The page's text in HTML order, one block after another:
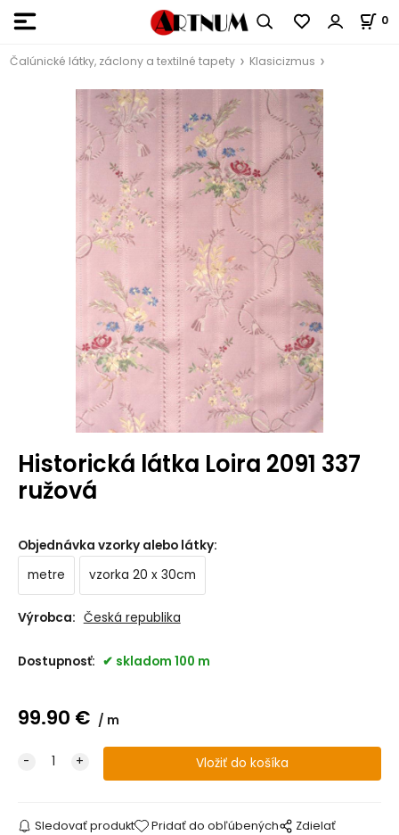
0
Čalúnické látky, záclony a textilné tapety Klasicizmus
Historická látka Loira 2091 337
ružová
Objednávka vzorky alebo látky:
metre
vzorka 20 x 30cm
Výrobca: Česká republika
Dostupnosť: skladom 100 m
99.90 € m
Sledovať produkt Pridať do obľúbených Zdielať